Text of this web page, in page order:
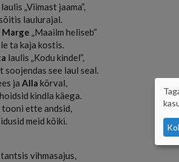
laulis „Viimast jaama”,
laulurajal.
Marge „Maailm heliseb”
ta kaja kostis.
laulis „Kodu kindel”,
soojendas see laul seal.
ja Alla kõrval,
kindla käega.
ette andsid,
meid kõiki.
tantsis vihmasajus,